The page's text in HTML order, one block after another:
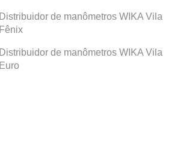
Distribuidor de manômetros WIKA Vila
Fênix
Distribuidor de manômetros WIKA Vila
Euro